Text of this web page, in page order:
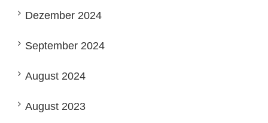
Dezember 2024
September 2024
August 2024
August 2023